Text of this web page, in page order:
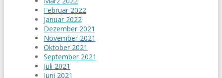
Februar 2022
Januar 2022
Dezember 2021
November 2021
Oktober 2021
September 2021
Juli 2021
Juni 2021